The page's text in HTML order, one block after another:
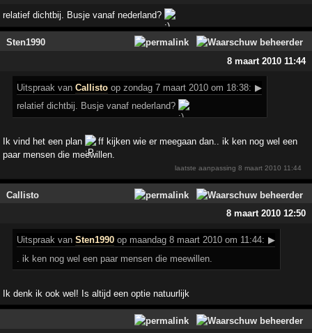
relatief dichtbij. Busje vanaf nederland?
Sten1990
8 maart 2010 11:44
Uitspraak vanCallisto op zondag 7 maart 2010 om 18:38: ▶
relatief dichtbij. Busje vanaf nederland?
Ik vind het een plan
ff kijken wie er meegaan dan.. ik ken nog wel een
paar mensen die meewillen.
laatste aanpassing8 maart 2010 11:44
Callisto
8 maart 2010 12:50
Uitspraak vanSten1990 op maandag 8 maart 2010 om 11:44: ▶
. ik ken nog wel een paar mensen die meewillen.
Ik denk ik ook wel! Is altijd een optie natuurlijk